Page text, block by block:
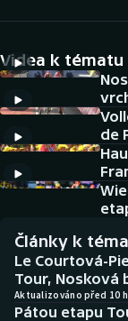
Cyklistika
DALŠÍ SPORTY
Americký
Baseball a
Basketbal
Biatlon
NEPŘEHLÉDNĚTE
Historické
Aplikace ČT
Videa k tématu
de
Články k
Le Courtová-
Tour, Nosková
Aktualizováno před 10
Pátou etapu